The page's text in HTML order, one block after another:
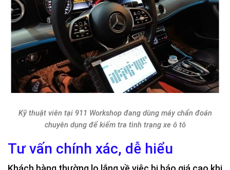
Kỹ thuật viên tại 911 Workshop đang dùng máy chẩn đoán
chuyên dụng để kiểm tra tình trạng xe ô tô
Tư vấn chính xác, dễ hiểu